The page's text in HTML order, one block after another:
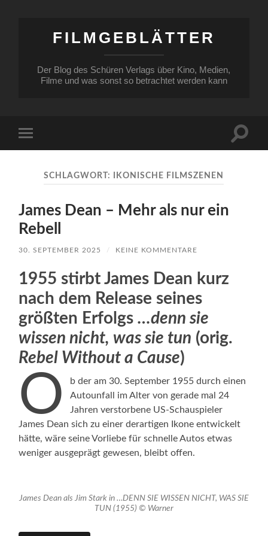
FILMGEBLÄTTER
Der Blog des Schüren Verlags über Kino, Medien,
Filme und was sonst so betrachtet werden kann
Menü
SCHLAGWORT: IKONISCHE FILMSZENEN
James Dean – Mehr als nur ein
Rebell
30. SEPTEMBER 2025 / KEINE KOMMENTARE
1955 stirbt James Dean kurz
nach dem Release seines
größten Erfolgs…denn sie
wissen nicht, was sie tun (orig.
Rebel Without a Cause)
O
b der am 30. September 1955 durch einen
Autounfall im Alter von gerade mal 24
Jahren verstorbene US-Schauspieler
James Dean sich zu einer derartigen Ikone entwickelt
hätte, wäre seine Vorliebe für schnelle Autos etwas
weniger ausgeprägt gewesen, bleibt offen.
James Dean als Jim Stark in …DENN SIE WISSEN NICHT, WAS SIE
TUN (1955) © Warner